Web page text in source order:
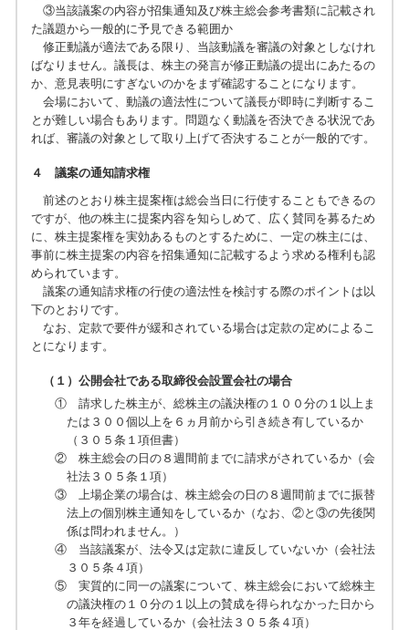
③当該議案の内容が招集通知及び株主総会参考書類に記載され
た議題から一般的に予見できる範囲か
修正動議が適法である限り、当該動議を審議の対象としなけれ
ばなりません。議長は、株主の発言が修正動議の提出にあたるの
か、意見表明にすぎないのかをまず確認することになります。
会場において、動議の適法性について議長が即時に判断するこ
とが難しい場合もあります。問題なく動議を否決できる状況であ
れば、審議の対象として取り上げて否決することが一般的です。
４ 議案の通知請求権
前述のとおり株主提案権は総会当日に行使することもできるの
ですが、他の株主に提案内容を知らしめて、広く賛同を募るため
に、株主提案権を実効あるものとするために、一定の株主には、
事前に株主提案の内容を招集通知に記載するよう求める権利も認
められています。
議案の通知請求権の行使の適法性を検討する際のポイントは以
下のとおりです。
なお、定款で要件が緩和されている場合は定款の定めによるこ
とになります。
（１）公開会社である取締役会設置会社の場合
① 請求した株主が、総株主の議決権の１００分の１以上ま
たは３００個以上を６ヵ月前から引き続き有しているか
（３０５条１項但書）
② 株主総会の日の８週間前までに請求がされているか（会
社法３０５条１項）
③ 上場企業の場合は、株主総会の日の８週間前までに振替
法上の個別株主通知をしているか（なお、②と③の先後関
係は問われません。）
④ 当該議案が、法令又は定款に違反していないか（会社法
３０５条４項）
⑤ 実質的に同一の議案について、株主総会において総株主
の議決権の１０分の１以上の賛成を得られなかった日から
３年を経過しているか（会社法３０５条４項）